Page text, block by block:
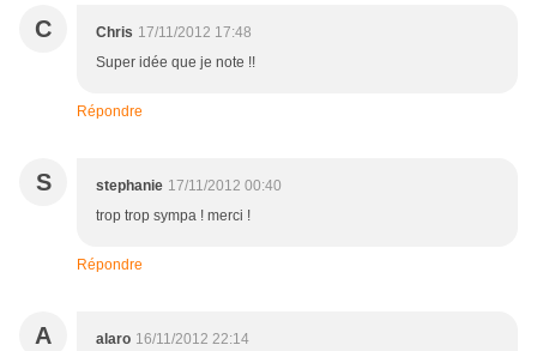
C Chris 17/11/2012 17:48
Super idée que je note !!
Répondre
S stephanie 17/11/2012 00:40
trop trop sympa ! merci !
Répondre
A alaro 16/11/2012 22:14